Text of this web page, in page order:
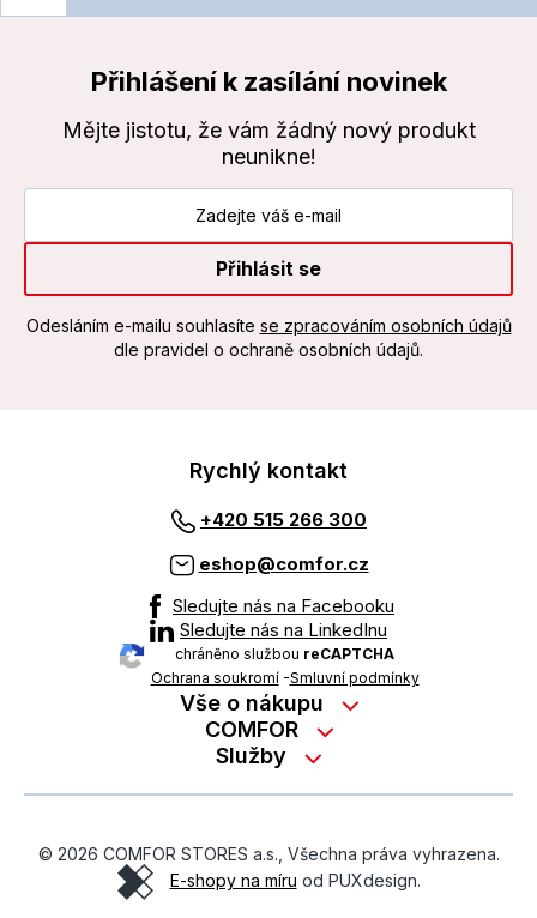
Přihlášení k zasílání novinek
Mějte jistotu, že vám žádný nový produkt
neunikne!
Přihlásit se
Odesláním e-mailu souhlasíte se zpracováním osobních údajů
dle pravidel o ochraně osobních údajů.
Rychlý kontakt
+420 515 266 300
eshop@comfor.cz
Sledujte nás na Facebooku
Sledujte nás na LinkedInu
chráněno službou reCAPTCHA
Ochrana soukromí-Smluvní podmínky
Vše o nákupu
Nákup na splátky
Možnosti platby
Obchodní podmínky
Ochrana osobních údajů
COMFOR
Kontakty
Kariéra
O revimarketu
Služby
On-line podpora
© 2026 COMFOR STORES a.s., Všechna práva vyhrazena.
E-shopy na míru od PUXdesign.